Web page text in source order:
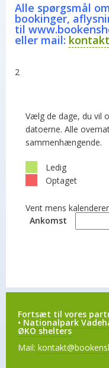
Alle spørgsmål
bookinger,
til
eller mail:
2
Vælg de dage, du vil
datoerne. Alle
sammenhængende.
Ledig
Optaget
Vent mens
Ankomst
Fortsæt til vores
• Nationalpark
ØKO shelters
Mail: